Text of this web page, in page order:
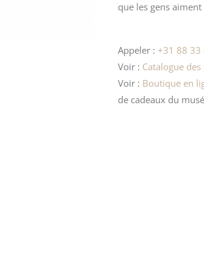
que les gens
Appeler : +31 88 33
Voir : Catalogue
Voir : Boutique en
de cadeaux du